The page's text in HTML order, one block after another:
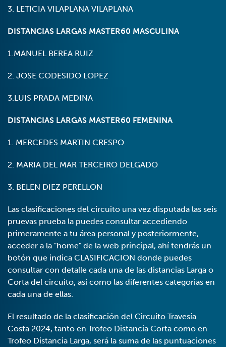
3. LETICIA VILAPLANA VILAPLANA
DISTANCIAS LARGAS MASTER60 MASCULINA
1.MANUEL BEREA RUIZ
2. JOSE CODESIDO LOPEZ
3.LUIS PRADA MEDINA
DISTANCIAS LARGAS MASTER60 FEMENINA
1. MERCEDES MARTIN CRESPO
2. MARIA DEL MAR TERCEIRO DELGADO
3. BELEN DIEZ PERELLON
Las clasificaciones del circuito una vez disputada las seis
pruevas prueba la puedes consultar accediendo
primeramente a tu área personal y posteriormente,
acceder a la "home" de la web principal, ahí tendrás un
botón que indica CLASIFICACION donde puedes
consultar con detalle cada una de las distancias Larga o
Corta del circuito, así como las diferentes categorias en
cada una de ellas.
El resultado de la clasificación del Circuito Travesía
Costa 2024, tanto en Trofeo Distancia Corta como en
Trofeo Distancia Larga, será la suma de las puntuaciones